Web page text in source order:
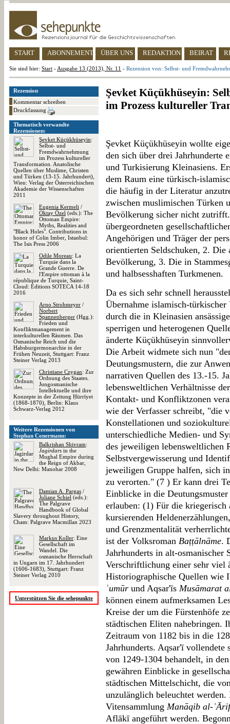
START ABONNEMENT ÜBER UNS REDAKTION BEIRAT
Sie sind hier: Start - Ausgabe 13 (2013), Nr. 11 - Rezension von: Selbst- und
Rezension
Kommentar schreiben
Druckfassung
Thematisch verwandte
Rezensionen:
Şevket Küçükhüseyin:
Selbst- und
Fremdwahrnehmung
im Prozess kultureller
Transformation. Anatolische
Quellen über Muslime, Christen
und Türken (13-15. Jahrhundert),
Wien: Verlag der Österreichischen
Akademie der Wissenschaften
2011
Eugenia Kermeli /
Oktay Özel (eds.): The
Ottoman Empire:
Myths, Realities and
"Black Holes". Contributions in
honor of Colin Imber, Istanbul:
The Isis Press 2006
Odile Moreau: La
Turquie dans la
Grande Guerre. De
l'Empire ottoman à la
république de Turquie, Saint-
Cloud: Éditions SOTECA 14-18
2016
Arno Strohmeyer /
Norbert
Spannenberger (Hgg.):
Frieden und
Konfliktmanagement in
interkulturellen Räumen. Das
Osmanische Reich und die
Habsburgermonarchie in der
Frühen Neuzeit, Stuttgart: Franz
Steiner Verlag 2013
Christiane Czygan: Zur
Ordnung des Staates.
Jungosmanische
Intellektuelle und ihre
Konzepte in der Zeitung Ḥürrīyet
(1868-1870), Berlin: Klaus
Schwarz-Verlag 2012
Weitere Rezensionen von
Stephan Conermann:
Balkrishan Shivram:
Jagirdars in the
Mughal Empire during
the Reign of Akbar,
New Delhi: Manohar 2008
Damian A. Pargas /
Juliane Schiel (eds.):
The Palgrave
Handbook of Global
Slavery throughout History,
Cham: Palgrave Macmillan 2023
Markus Koller: Eine
Gesellschaft im
Wandel. Die
osmanische Herrschaft
in Ungarn im 17. Jahrhundert
(1606-1683), Stuttgart: Franz
Steiner Verlag 2010
Unterstützen Sie die sehepunkte
Şevket Küçükhüseyin:
im Prozess kultureller
Şevket Küçükhüseyin wollte
den sich über drei Jahrhunderte
und Turkisierung Kleinasiens.
dem Raum eine türkisch-
die häufig in der Literatur
zwischen muslimischen Türken
Bevölkerung sicher nicht
übergeordneten
Angehörigen und Träger der
orientierten Seldschuken, 2. Die
Bevölkerung, 3. Die in
und halbsesshaften Turkmenen.
Da es sich sehr schnell
Übernahme islamisch-
durch die in Kleinasien
sperrigen und heterogenen
änderte Küçükhüseyin
Die Arbeit widmete sich nun
Deutungsmustern, die zur
narrativen Quellen des 13.-15.
lebensweltlichen Verhältnisse
Kontakt- und Konfliktzonen
wie der Verfasser schreibt, "die
Konstellationen und
unterschiedliche Medien- und
des jeweiligen lebensweltlichen
Selbstvergewisserung und
jeweiligen Gruppe halfen, sich
zu verorten." (7 ) Er kann drei
Einblicke in die
erlauben: (1) Für die
kursierenden
und Grenzmentalität
ist der Volksroman Baṭṭālnāme.
Jahrhunderts in alt-osmanischer
Verschriftlichung einer sehr viel
Historiographische Quellen wie
ʿumūr und Aqsar'īs Musāmarat
können einem aufmerksamen
Kreise der um die Fürstenhöfe
städtischen Eliten nahebringen.
Zeitraum von 1182 bis in die
Jahrhunderts. Aqsar'ī
von 1249-1304 behandelt, in
gewähren Einblicke in
städtischen Mittelschicht, die
unzulänglich beleuchtet
Vitensammlung Manāqib al-
Aflākī angeführt werden.